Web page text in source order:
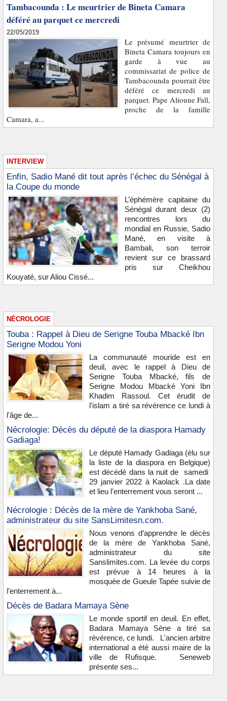
Tambacounda : Le meurtrier de Bineta Camara
déféré au parquet ce mercredi
22/05/2019
Le présumé meurtrier de
Bineta Camara toujours en
garde à vue au
commissariat de police de
Tambacounda pourrait être
déféré ce mercredi au
parquet. Pape Alioune Fall,
proche de la famille
Camara, a...
INTERVIEW
Enfin, Sadio Mané dit tout après l’échec du Sénégal à
la Coupe du monde
L’éphémère capitaine du
Sénégal durant deux (2)
rencontres lors du
mondial en Russie, Sadio
Mané, en visite à
Bambali, son terroir
revient sur ce brassard
pris sur Cheikhou
Kouyaté, sur Aliou Cissé...
NÉCROLOGIE
Touba : Rappel à Dieu de Serigne Touba Mbacké Ibn
Serigne Modou Yoni
La communauté mouride est en
deuil, avec le rappel à Dieu de
Serigne Touba Mbacké, fils de
Serigne Modou Mbacké Yoni Ibn
Khadim Rassoul. Cet érudit de
l'islam a tiré sa révérence ce lundi à
l'âge de...
Nécrologie: Décès du député de la diaspora Hamady
Gadiaga!
Le député Hamady Gadiaga (élu sur
la liste de la diaspora en Belgique)
est décédé dans la nuit de samedi
29 janvier 2022 à Kaolack .La date
et lieu l'enterrement vous seront ...
Nécrologie : Décès de la mère de Yankhoba Sané,
administrateur du site SansLimitesn.com.
Nous venons d’apprendre le décès
de la mère de Yankhoba Sané,
administrateur du site
Sanslimites.com. La levée du corps
est prévue à 14 heures à la
mosquée de Gueule Tapée suivie de
l’enterrement à...
Décès de Badara Mamaya Sène
Le monde sportif en deuil. En effet,
Badara Mamaya Sène a tiré sa
révérence, ce lundi. L'ancien arbitre
international a été aussi maire de la
ville de Rufisque. Seneweb
présente ses...